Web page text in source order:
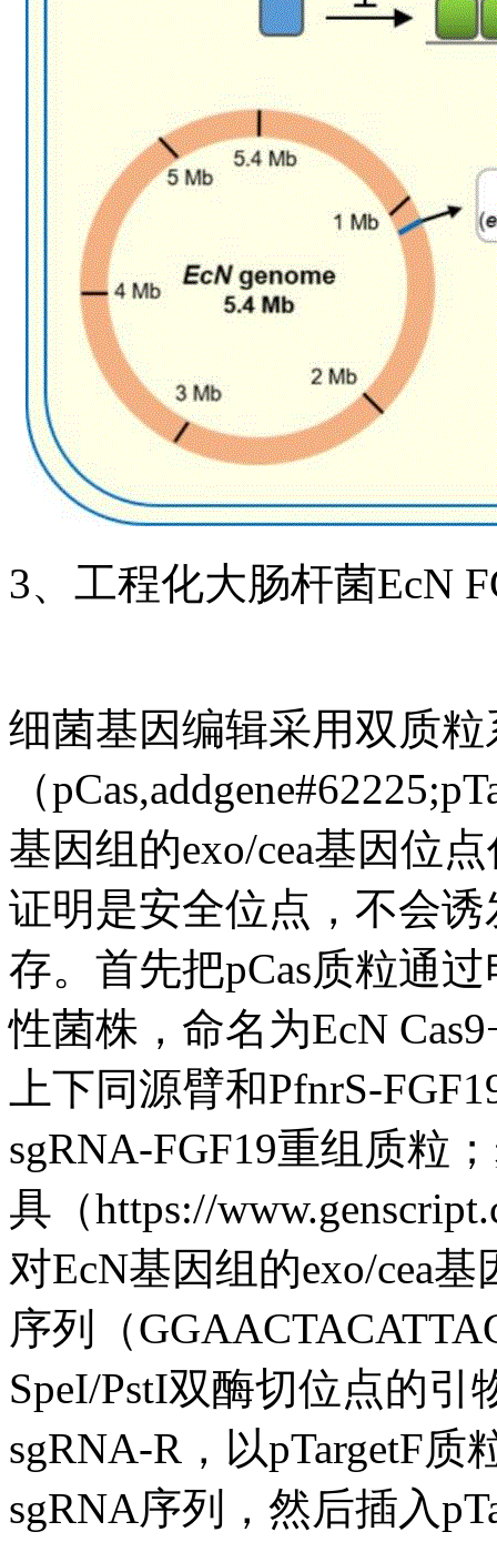
3、工程化大肠杆菌EcN
细菌基因编辑采用双质粒
（
基因组的exo/cea基因位
证明是安全位点，不会
存。首先把pCas质粒通
性菌株，命名为EcN
上下同源臂和PfnrS-
sgRNA-FGF19重组质粒
具（https://
对EcN基因组的exo/cea
序列（
SpeI/PstI双酶切位点的引
sgRNA-R，以pTargetF质
sgRNA序列，然后插入